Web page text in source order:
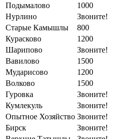
Подымалово
1000
Нурлино
Звоните!
Старые Камышлы
800
Курасково
1200
Шарипово
Звоните!
Вавилово
1500
Мударисово
1200
Волково
1500
Гуровка
Звоните!
Кумлекуль
Звоните!
Опытное Хозяйство Звоните!
Бирск
Звоните!